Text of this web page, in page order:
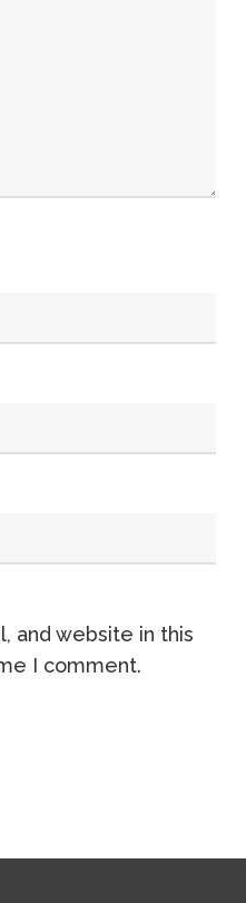
and website in this
I comment.